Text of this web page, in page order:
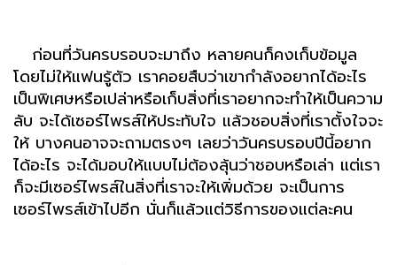
ก่อนที่วันครบรอบจะมาถึง หลายคนก็คงเก็บข้อมูล
โดยไม่ให้แฟนรู้ตัว เราคอยสืบว่าเขากำลังอยากได้อะไร
เป็นพิเศษหรือเปล่าหรือเก็บสิ่งที่เราอยากจะทำให้เป็นความ
ลับ จะได้เซอร์ไพรส์ให้ประทับใจ แล้วชอบสิ่งที่เราตั้งใจจะ
ให้ บางคนอาจจะถามตรงๆ เลยว่าวันครบรอบปีนี้อยาก
ได้อะไร จะได้มอบให้แบบไม่ต้องลุ้นว่าชอบหรือเล่า แต่เรา
ก็จะมีเซอร์ไพรส์ในสิ่งที่เราจะให้เพิ่มด้วย จะเป็นการ
เซอร์ไพรส์เข้าไปอีก นั่นก็แล้วแต่วิธีการของแต่ละคน